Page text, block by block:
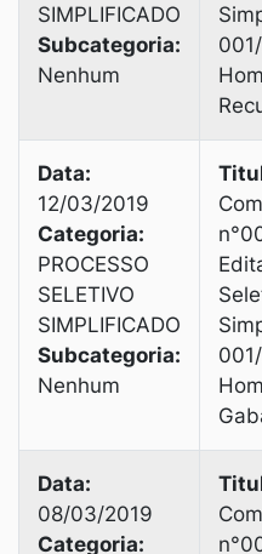
SIMPLIFICADO
Subcategoria:
Nenhum
Data:
12/03/2019
Categoria:
PROCESSO
SELETIVO
SIMPLIFICADO
Subcategoria:
Nenhum
Data:
08/03/2019
Categoria: